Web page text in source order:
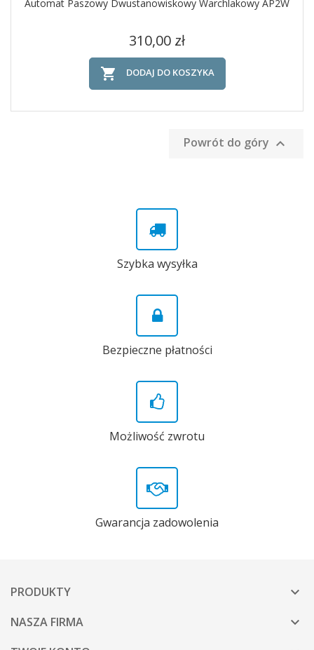
Automat Paszowy Dwustanowiskowy Warchlakowy AP2W
Cena
310,00 zł
 DODAJ DO KOSZYKA
Powrót do góry 
Szybka wysyłka
Bezpieczne płatności
Możliwość zwrotu
Gwarancja zadowolenia
PRODUKTY 
NASZA FIRMA 